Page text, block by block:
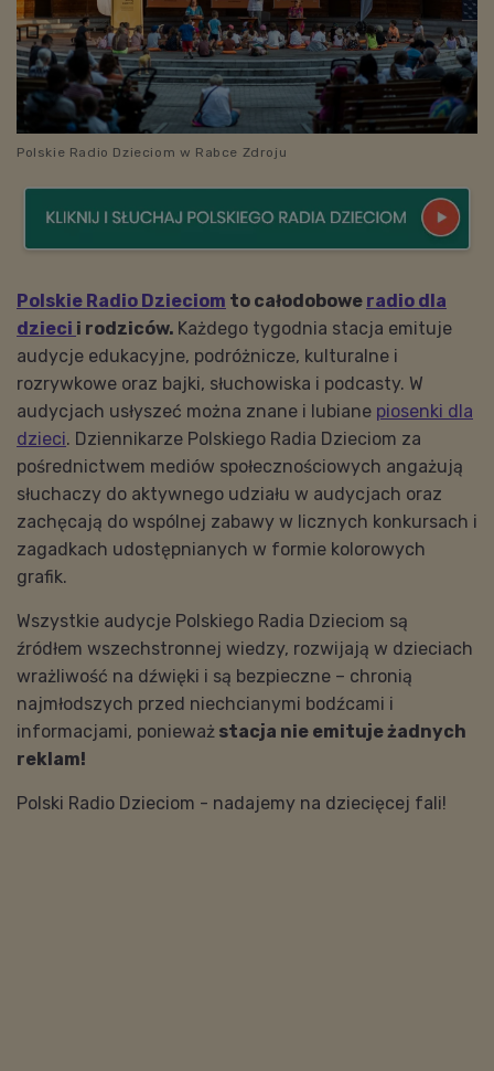
Polskie Radio Dzieciom w Rabce Zdroju
Polskie Radio Dzieciom to całodobowe radio dla
dzieci i rodziców. Każdego tygodnia stacja emituje
audycje edukacyjne, podróżnicze, kulturalne i
rozrywkowe oraz bajki, słuchowiska i podcasty. W
audycjach usłyszeć można znane i lubiane piosenki dla
dzieci. Dziennikarze Polskiego Radia Dzieciom za
pośrednictwem mediów społecznościowych angażują
słuchaczy do aktywnego udziału w audycjach oraz
zachęcają do wspólnej zabawy w licznych konkursach i
zagadkach udostępnianych w formie kolorowych
grafik.
Wszystkie audycje Polskiego Radia Dzieciom są
źródłem wszechstronnej wiedzy, rozwijają w dzieciach
wrażliwość na dźwięki i są bezpieczne – chronią
najmłodszych przed niechcianymi bodźcami i
informacjami, ponieważ stacja nie emituje żadnych
reklam!
Polski Radio Dzieciom - nadajemy na dziecięcej fali!